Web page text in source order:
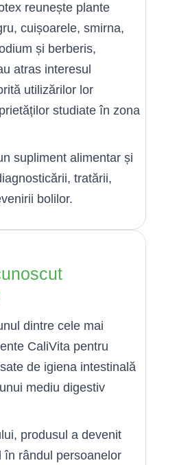
reunește plante
cuișoarele, smirna,
și berberis,
atras interesul
utilizărilor lor
studiate în zona
supliment alimentar și
tratării,
bolilor.
dintre cele mai
CaliVita pentru
de igiena intestinală
mediu digestiv
produsul a devenit
în rândul persoanelor